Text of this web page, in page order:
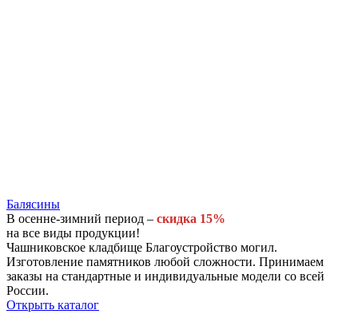
Балясины
В осенне-зимний период – скидка 15%
на все виды продукции!
Чашниковское кладбище Благоустройство могил.
Изготовление памятников любой сложности. Принимаем
заказы на стандартные и индивидуальные модели со всей
России.
Открыть каталог